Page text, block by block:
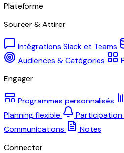
Plateforme
Sourcer & Attirer
Intégrations Slack et Teams
Audiences & Catégories
Engager
Programmes personnalisés
Planning flexible
Participation
Communications
Notes
Connecter